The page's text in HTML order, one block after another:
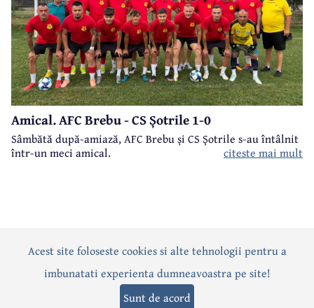
Amical. AFC Brebu - CS Șotrile 1-0
Sâmbătă după-amiază, AFC Brebu și CS Șotrile s-au întâlnit
într-un meci amical.
citeste mai mult
ActualitatePoliticăSocialEvenimentInterviuri
Editorial Sport Anunțuri
Acest site foloseste cookies si alte tehnologii pentru a
imbunatati experienta dumneavoastra pe site!
Sunt de acord